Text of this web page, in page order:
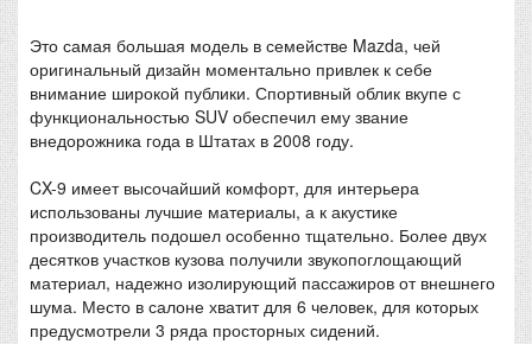
Это самая большая модель в семействе Mazda, чей
оригинальный дизайн моментально привлек к себе
внимание широкой публики. Спортивный облик вкупе с
функциональностью SUV обеспечил ему звание
внедорожника года в Штатах в 2008 году.
CX-9 имеет высочайший комфорт, для интерьера
использованы лучшие материалы, а к акустике
производитель подошел особенно тщательно. Более двух
десятков участков кузова получили звукопоглощающий
материал, надежно изолирующий пассажиров от внешнего
шума. Место в салоне хватит для 6 человек, для которых
предусмотрели 3 ряда просторных сидений.